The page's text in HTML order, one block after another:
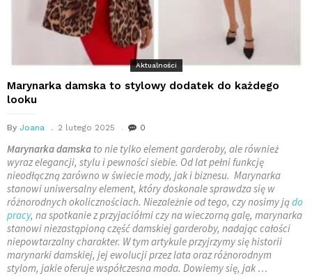
Aktualności
Marynarka damska to stylowy dodatek do każdego
looku
By Joana 2 lutego 2025 0
Marynarka damska to nie tylko element garderoby, ale również
wyraz elegancji, stylu i pewności siebie. Od lat pełni funkcję
nieodłączną zarówno w świecie mody, jak i biznesu. Marynarka
stanowi uniwersalny element, który doskonale sprawdza się w
różnorodnych okolicznościach. Niezależnie od tego, czy nosimy jądo
pracy, na spotkanie z przyjaciółmi czy na wieczorną galę, marynarka
stanowi niezastąpioną część damskiej garderoby, nadając całości
niepowtarzalny charakter. W tym artykule przyjrzymy się historii
marynarki damskiej, jej ewolucji przez lata oraz różnorodnym
stylom, jakie oferuje współczesna moda. Dowiemy się, jak …